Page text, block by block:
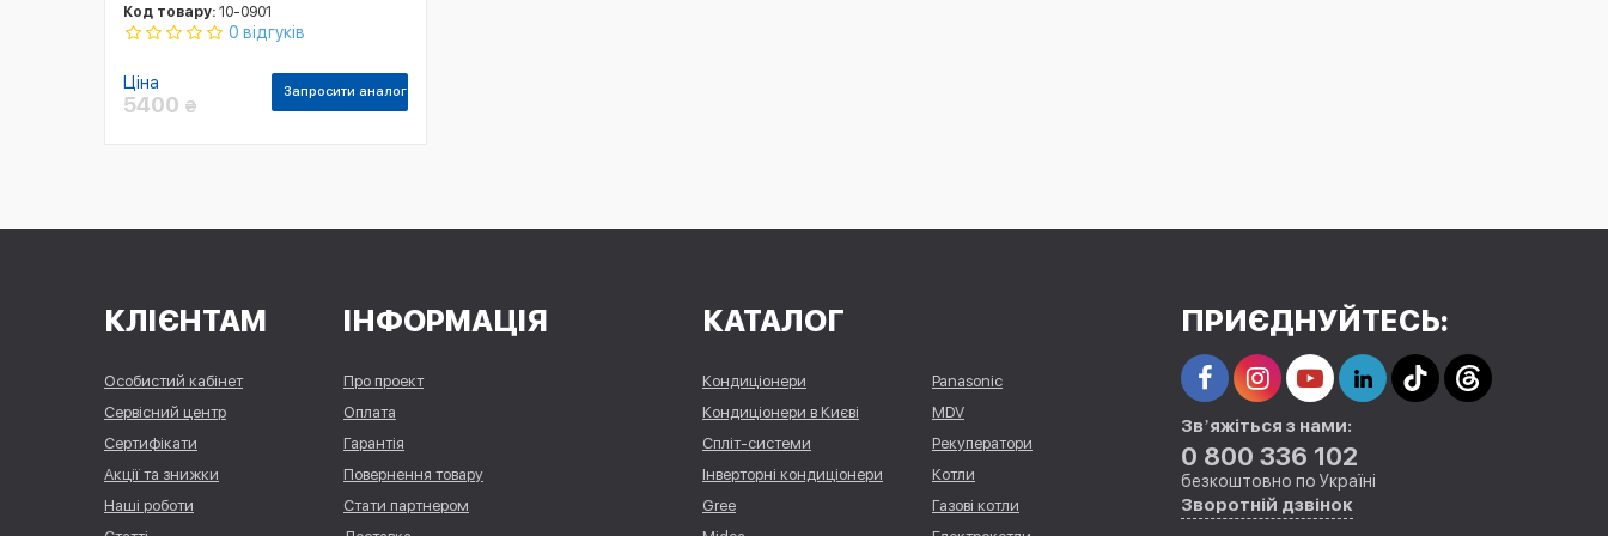
Код товару: 10-0901
0 відгуків
Ціна
5400 ₴
Запросити аналог
КЛІЄНТАМ
Особистий кабінет
Сервісний центр
Сертифікати
Акції та знижки
Наші роботи
ІНФОРМАЦІЯ
Про проект
Оплата
Гарантія
Повернення товару
Стати партнером
КАТАЛОГ
Кондиціонери
Кондиціонери в Києві
Спліт-системи
Інверторні кондиціонери
Gree
Panasonic
MDV
Рекуператори
Котли
Газові котли
ПРИЄДНУЙТЕСЬ:
Звʼяжіться з нами:
0 800 336 102
безкоштовно по Україні
Зворотній дзвінок